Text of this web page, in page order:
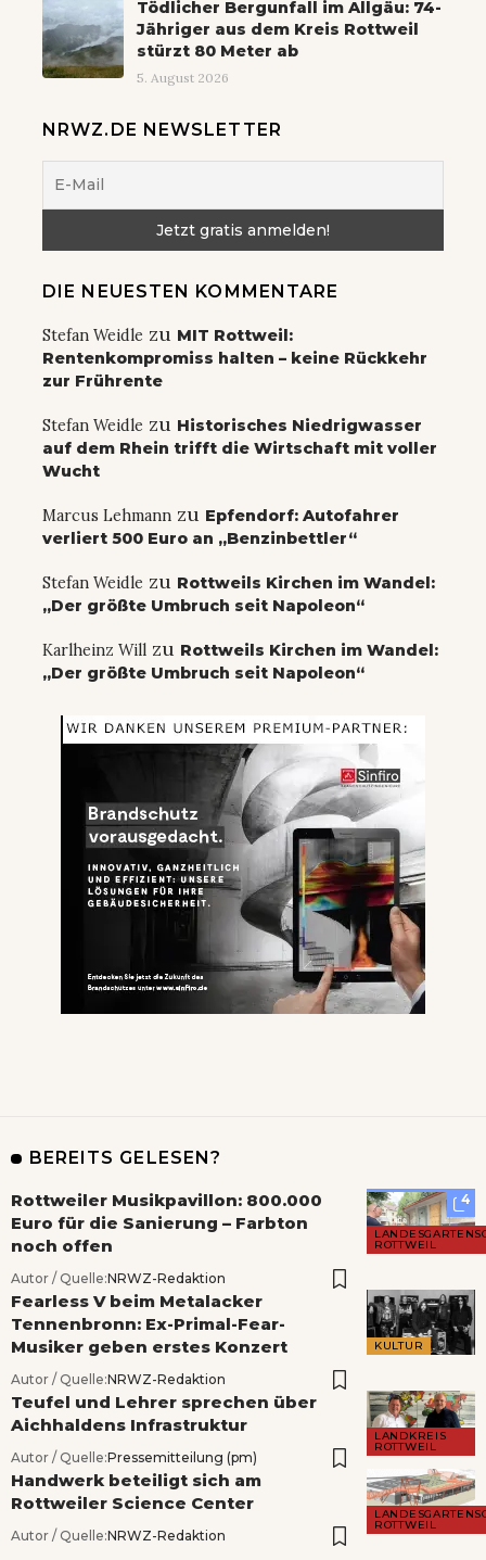
Tödlicher Bergunfall im Allgäu: 74-
Jähriger aus dem Kreis Rottweil
stürzt 80 Meter ab
5. August 2026
NRWZ.DE NEWSLETTER
DIE NEUESTEN KOMMENTARE
Stefan Weidle zu MIT Rottweil:
Rentenkompromiss halten – keine Rückkehr
zur Frührente
Stefan Weidle zu Historisches Niedrigwasser
auf dem Rhein trifft die Wirtschaft mit voller
Wucht
Marcus Lehmann zu Epfendorf: Autofahrer
verliert 500 Euro an „Benzinbettler“
Stefan Weidle zu Rottweils Kirchen im Wandel:
„Der größte Umbruch seit Napoleon“
Karlheinz Will zu Rottweils Kirchen im Wandel:
„Der größte Umbruch seit Napoleon“
BEREITS GELESEN?
4
ROTTWEIL
Rottweiler Musikpavillon: 800.000
Euro für die Sanierung – Farbton
noch offen
Autor / Quelle:NRWZ-Redaktion
KULTUR
Fearless V beim Metalacker
Tennenbronn: Ex-Primal-Fear-
Musiker geben erstes Konzert
Autor / Quelle:NRWZ-Redaktion
LANDKREIS
ROTTWEIL
Teufel und Lehrer sprechen über
Aichhaldens Infrastruktur
Autor / Quelle:Pressemitteilung (pm)
ROTTWEIL
Handwerk beteiligt sich am
Rottweiler Science Center
Autor / Quelle:NRWZ-Redaktion